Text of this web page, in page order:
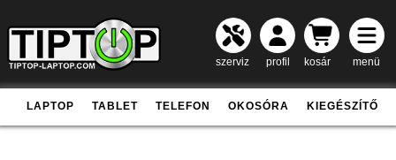
szerviz profil kosár menü
LAPTOP TABLET TELEFON OKOSÓRA KIEGÉSZÍTŐ